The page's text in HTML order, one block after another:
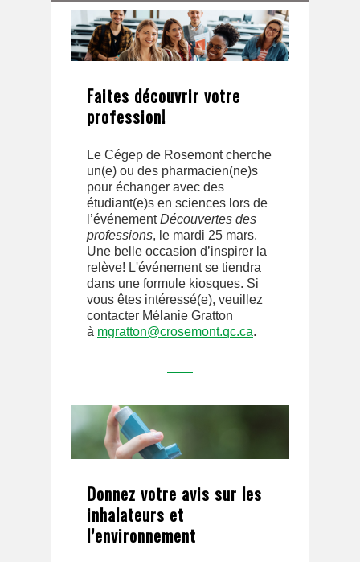
Faites découvrir votre
profession!
Le Cégep de Rosemont cherche
un(e) ou des pharmacien(ne)s
pour échanger avec des
étudiant(e)s en sciences lors de
l’événementDécouvertes des
professions, le mardi 25 mars.
Une belle occasion d’inspirer la
relève! L'événement se tiendra
dans une formule kiosques. Si
vous êtes intéressé(e), veuillez
contacter Mélanie Gratton
à mgratton@crosemont.qc.ca.
Donnez votre avis sur les
inhalateurs et
l’environnement